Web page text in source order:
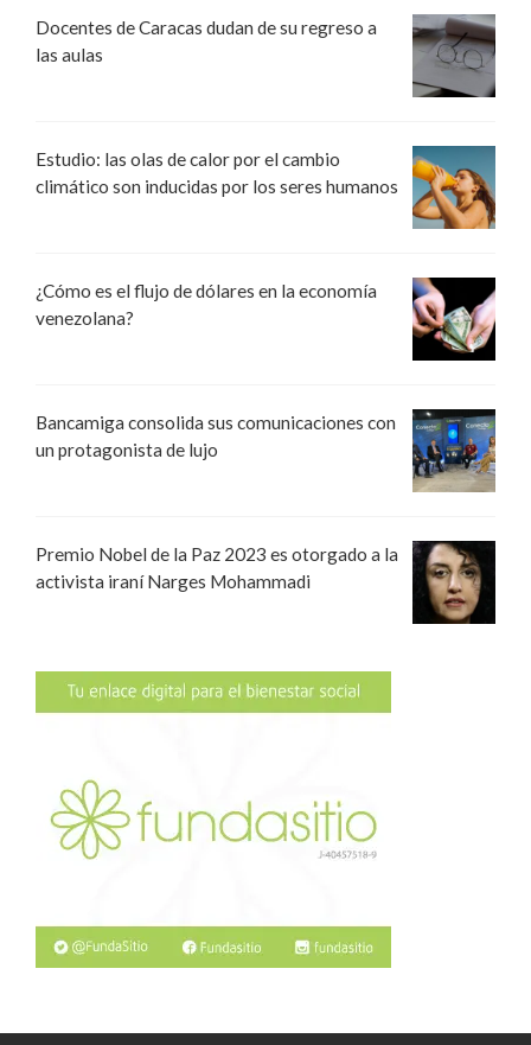
Docentes de Caracas dudan de su regreso a
las aulas
Estudio: las olas de calor por el cambio
climático son inducidas por los seres humanos
¿Cómo es el flujo de dólares en la economía
venezolana?
Bancamiga consolida sus comunicaciones con
un protagonista de lujo
Premio Nobel de la Paz 2023 es otorgado a la
activista iraní Narges Mohammadi